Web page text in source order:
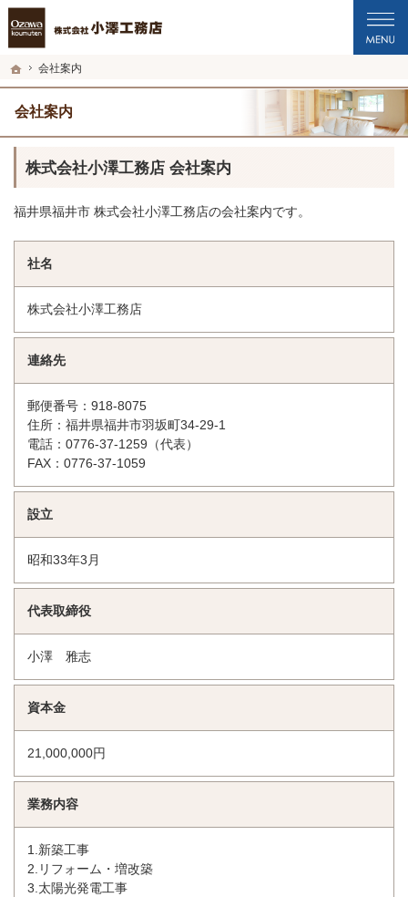
ホーム
会社案内
会社案内
プロの目線からご提案。福井市・鯖江市・坂井市の注文住宅・新築戸建てを手が
福井市・鯖江市・坂井市の新築・注文住宅・新築戸建てを手がける工務店なら小澤
株式会社小澤工務店 会社案内
福井県福井市 株式会社小澤工務店の会社案内です。
社名
株式会社小澤工務店
連絡先
郵便番号：918-8075
住所：福井県福井市羽坂町34-29-1
電話：0776-37-1259（代表）
FAX：0776-37-1059
設立
昭和33年3月
代表取締役
小澤 雅志
資本金
21,000,000円
業務内容
1.新築工事
2.リフォーム・増改築
3.太陽光発電工事